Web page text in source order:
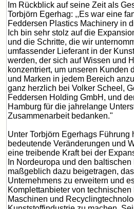
Im Rückblick auf seine Zeit als
Torbjörn Egerhag: ,,Es war eine
Feddersen Plastics Machinery in
Ich bin sehr stolz auf die
und die Schritte, die wir
umfassender Lieferant in der
werden, der sich auf Wissen und
konzentriert, um unseren Kunden
und Marken in jedem Bereich
ganz herzlich bei Volker Scheel,
Feddersen Holding GmbH, und
Hamburg für die jahrelange
Zusammenarbeit bedanken."
Unter Torbjörn Egerhags Führung
bedeutende Veränderungen und
eine treibende Kraft bei der
In Nordeuropa und den
maßgeblich dazu beigetragen,
Unternehmens zu erweitern und
Komplettanbieter von technischen
Maschinen und